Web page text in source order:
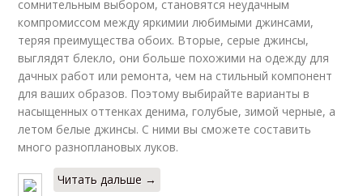
сомнительным выбором, становятся неудачным
компромиссом между яркимии любимыми джинсами,
теряя преимущества обоих. Вторые, серые джинсы,
выглядят блекло, они больше похожими на одежду для
дачных работ или ремонта, чем на стильный компонент
для ваших образов. Поэтому выбирайте варианты в
насыщенных оттенках денима, голубые, зимой черные, а
летом белые джинсы. С ними вы сможете составить
много разноплановых луков.
Читать дальше →